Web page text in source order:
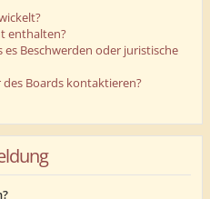
enthalten?
Beschwerden oder juristische
Boards kontaktieren?